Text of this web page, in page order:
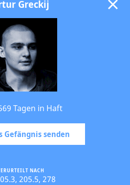
Greckij
Tagen in Haft
Gefängnis senden
NACH
205.5, 278